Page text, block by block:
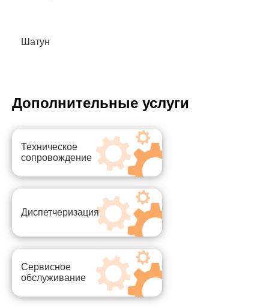
Шатун
Дополнительные услуги
Техническое
сопровождение
Диспетчеризация
Сервисное
обслуживание